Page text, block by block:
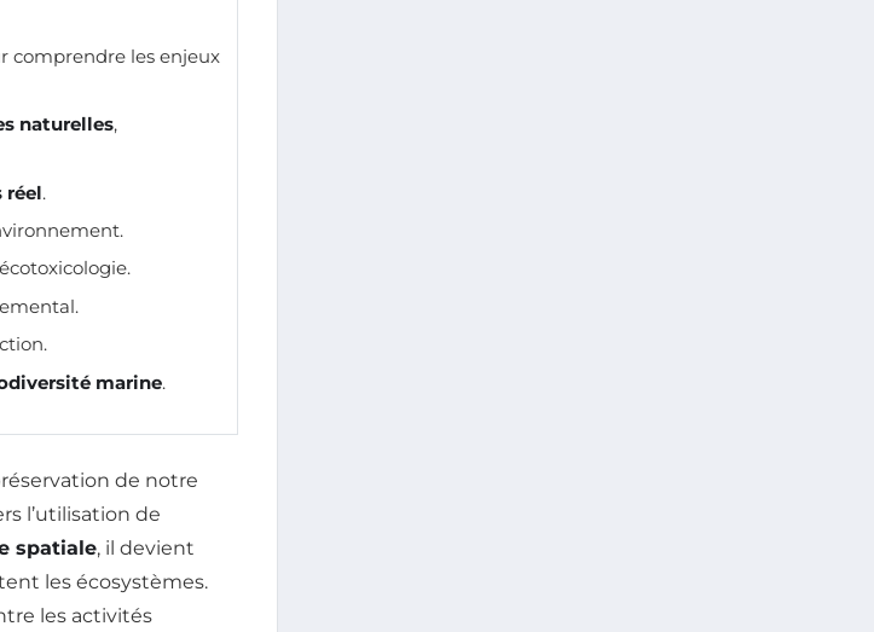
comprendre les enjeux
naturelles,
réel.
marine.
de notre
l’utilisation de
spatiale, il devient
les écosystèmes.
les activités